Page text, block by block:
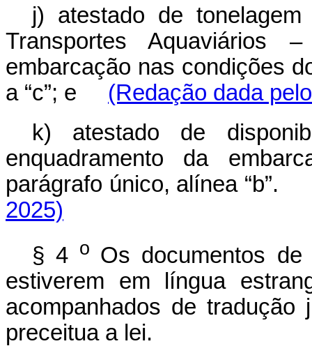
j) atestado de
Transportes Aquaviários
embarcação nas condições
a “c”; e (Redação dada
k) atestado de
enquadramento da
parágrafo único, alínea “b”.
2025)
§ 4 o Os documentos
estiverem em língua
acompanhados de
preceitua a lei.